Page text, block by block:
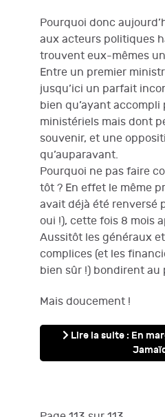
Pourquoi donc
aux acteurs politiques
trouvent eux-mêmes
Entre un premier
jusqu’ici un parfait
bien qu’ayant
ministériels mais dont
souvenir, et une
qu’auparavant.
Pourquoi ne pas faire
tôt ? En effet le même
avait déjà été renversé
oui !), cette fois 8 mois
Aussitôt les généraux
complices (et les
bien sûr !) bondirent au
Mais doucement !
Lire la suite : En